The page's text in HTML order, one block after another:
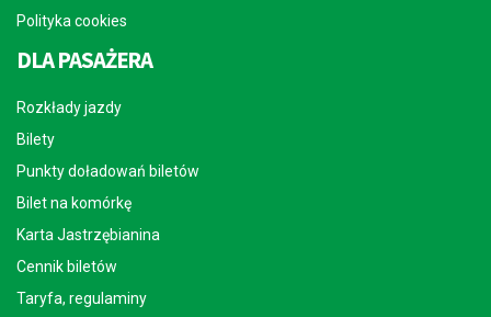
Polityka cookies
DLA PASAŻERA
Rozkłady jazdy
Bilety
Punkty doładowań biletów
Bilet na komórkę
Karta Jastrzębianina
Cennik biletów
Taryfa, regulaminy